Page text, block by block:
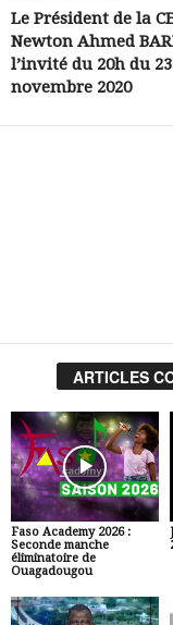
Le Président de la
Newton Ahmed
l’invité du 20h du 23
novembre 2020
ARTICLES
Faso Academy 2026 :
Seconde manche
éliminatoire de
Ouagadougou